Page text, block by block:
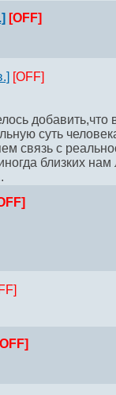
[OFF]
[OFF]
добавить,что
суть
связь с
близких